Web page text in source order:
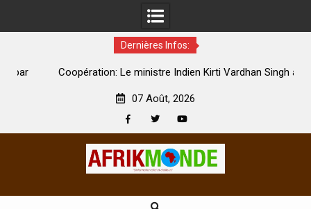
Dernières Infos:
Coopération: Le ministre Indien Kirti Vardhan Singh à
07 Août, 2026